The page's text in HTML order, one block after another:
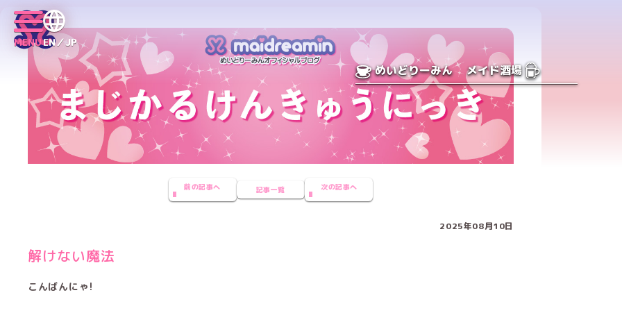
MENUEN／JP
めいどりーみん メイド酒場
前の記事へ 記事一覧 次の記事へ
2025年08月10日
解けない魔法
こんばんにゃ!